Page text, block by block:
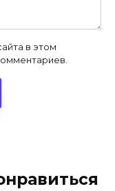
в этом